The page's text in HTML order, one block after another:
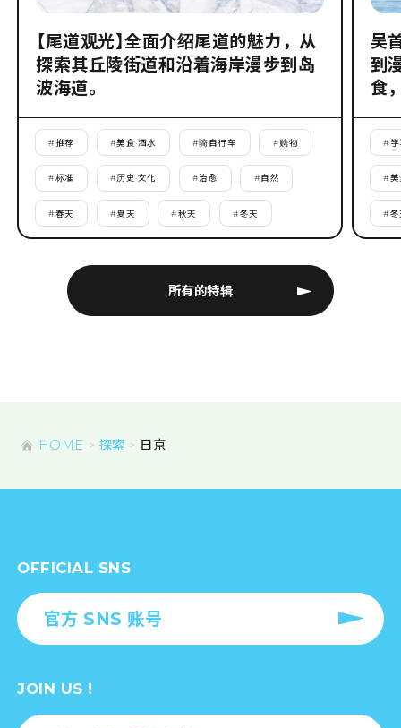
所有的特辑
【尾道观光】全面介绍尾道的魅力，从
探索其丘陵街道和沿着海岸漫步到岛
波海道。
#推荐 #美食·酒水 #骑自行车 #购物
#标准 #历史·文化 #治愈 #自然
#春天 #夏天 #秋天 #冬天
吴
到
食
# 学
#美
#冬
HOME 探索 日京
OFFICIAL SNS
官方 SNS 账号
JOIN US !